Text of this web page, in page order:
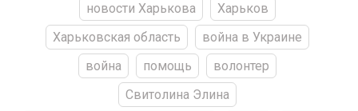
новости Харькова
Харьков
Харьковская область
война в Украине
война
помощь
волонтер
Свитолина Элина